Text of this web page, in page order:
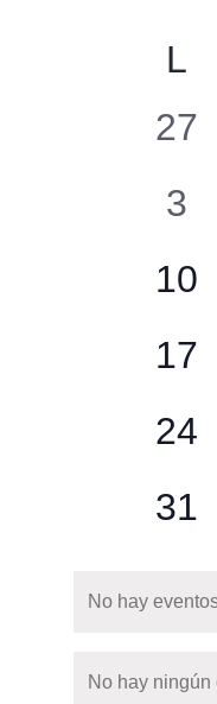
Calendario
Eventos
L
0
27
0
3
0
10
0
17
0
24
0
31
Notice
No hay
Notice
No hay ningún